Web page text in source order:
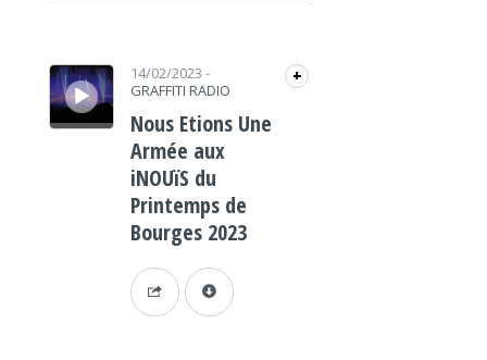
Lecteur audio 14/02/2023 -
GRAFFITI RADIO
+
Nous Etions Une
Armée aux
iNOUïS du
Printemps de
Bourges 2023